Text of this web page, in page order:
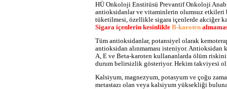
HÜ Onkoloji Enstitüsü Prevantif Onkoloji
antioksidanlar ve vitaminlerin olumsuz etkileri
tüketilmesi, özellikle sigara içenlerde akciğer
Sigara içenlerin kesinlikle B-karoten
Tüm antioksidanlar, potansiyel olarak
antioksidan alınmaması isteniyor. Antioksidan
A, E ve Beta-karoten kullananlarda ölüm
durum belirsizlik gösteriyor. Hekim takviyesi
Kalsiyum, magnezyum, potasyum ve çoğu
metastazı olan veya kalsiyum yüksekliği